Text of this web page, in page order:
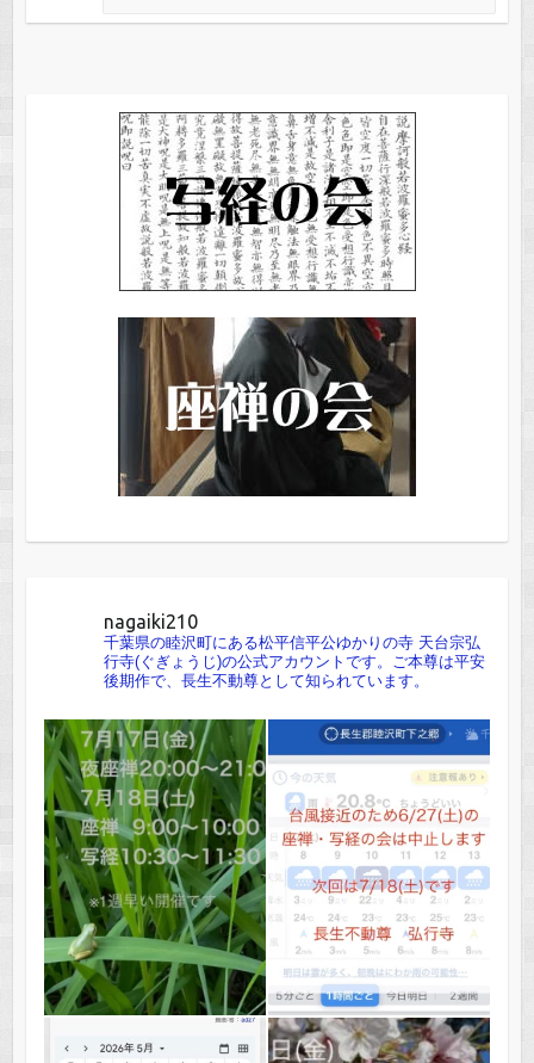
nagaiki210
千葉県の睦沢町にある松平信平公ゆかりの寺 天台宗弘
行寺(ぐぎょうじ)の公式アカウントです。ご本尊は平安
後期作で、長生不動尊として知られています。